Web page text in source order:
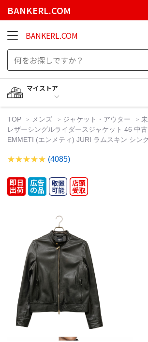
BANKERL.COM
BANKERL.COM
マイストア
TOP メンズ ジャケット・アウター
レザーシングルライダースジャケット 46 中古
EMMETI (エンメティ) JURI ラムスキン シン
(4085)